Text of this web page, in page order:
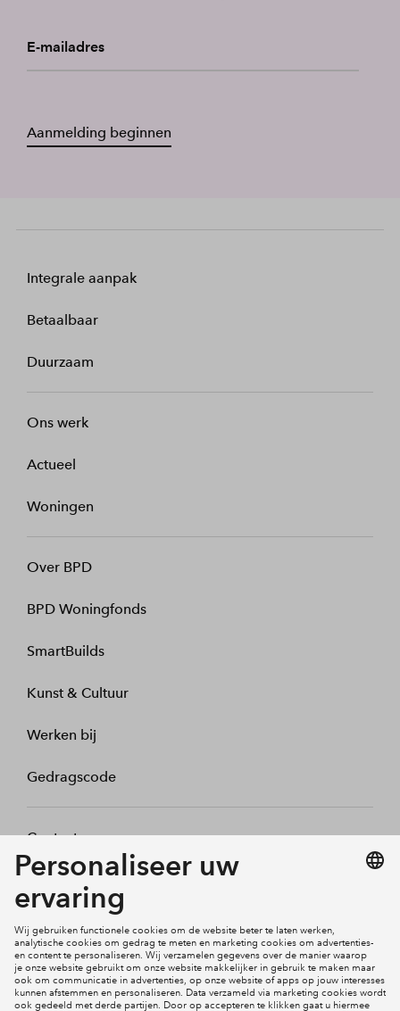
E-mailadres
Aanmelding beginnen
Integrale aanpak
Betaalbaar
Duurzaam
Ons werk
Actueel
Woningen
Over BPD
BPD Woningfonds
SmartBuilds
Kunst & Cultuur
Werken bij
Gedragscode
Contact
Mijn profiel